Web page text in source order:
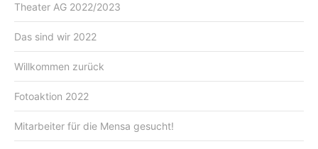
Theater AG 2022/2023
Das sind wir 2022
Willkommen zurück
Fotoaktion 2022
Mitarbeiter für die Mensa gesucht!